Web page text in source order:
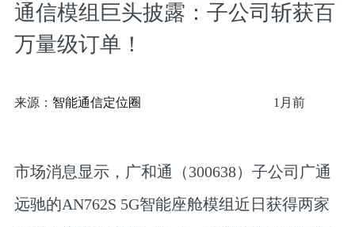
通信模组巨头披露：子公司斩获百
万量级订单！
来源： 智能通信定位圈 1月前
市场消息显示，广和通（300638）子公司广通
远驰的AN762S 5G智能座舱模组近日获得两家